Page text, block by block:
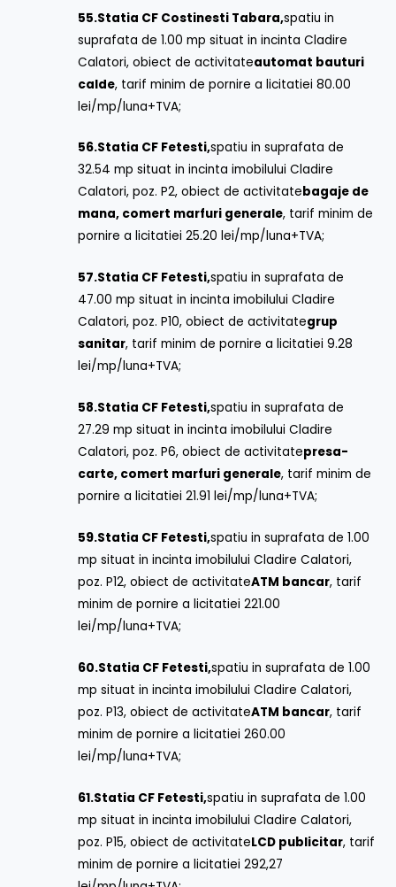
55.Statia CF Costinesti Tabara,spatiu in
suprafata de 1.00 mp situat in incinta Cladire
Calatori, obiect de activitateautomat bauturi
calde, tarif minim de pornire a licitatiei 80.00
lei/mp/luna+TVA;
56.Statia CF Fetesti,spatiu in suprafata de
32.54 mp situat in incinta imobilului Cladire
Calatori, poz. P2, obiect de activitatebagaje de
mana, comert marfuri generale, tarif minim de
pornire a licitatiei 25.20 lei/mp/luna+TVA;
57.Statia CF Fetesti,spatiu in suprafata de
47.00 mp situat in incinta imobilului Cladire
Calatori, poz. P10, obiect de activitategrup
sanitar, tarif minim de pornire a licitatiei 9.28
lei/mp/luna+TVA;
58.Statia CF Fetesti,spatiu in suprafata de
27.29 mp situat in incinta imobilului Cladire
Calatori, poz. P6, obiect de activitatepresa-
carte, comert marfuri generale, tarif minim de
pornire a licitatiei 21.91 lei/mp/luna+TVA;
59.Statia CF Fetesti,spatiu in suprafata de 1.00
mp situat in incinta imobilului Cladire Calatori,
poz. P12, obiect de activitateATM bancar, tarif
minim de pornire a licitatiei 221.00
lei/mp/luna+TVA;
60.Statia CF Fetesti,spatiu in suprafata de 1.00
mp situat in incinta imobilului Cladire Calatori,
poz. P13, obiect de activitateATM bancar, tarif
minim de pornire a licitatiei 260.00
lei/mp/luna+TVA;
61.Statia CF Fetesti,spatiu in suprafata de 1.00
mp situat in incinta imobilului Cladire Calatori,
poz. P15, obiect de activitateLCD publicitar, tarif
minim de pornire a licitatiei 292,27